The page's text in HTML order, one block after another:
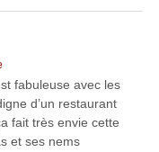
fabuleuse avec les
d’un restaurant
très envie cette
et ses nems